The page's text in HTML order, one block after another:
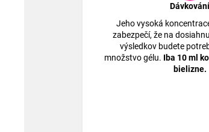
Dávkování
Jeho vysoká
zabezpečí, že na
výsledkov budete
množstvo gélu. Iba 10 ml
bielizne.